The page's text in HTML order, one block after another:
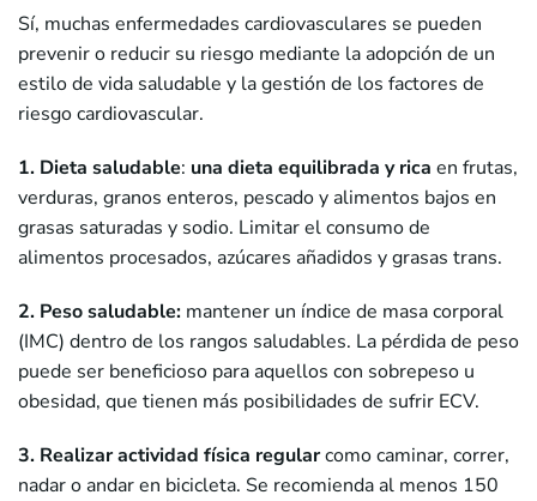
Sí, muchas enfermedades cardiovasculares se pueden
prevenir o reducir su riesgo mediante la adopción de un
estilo de vida saludable y la gestión de los factores de
riesgo cardiovascular.
1. Dieta saludable: una dieta equilibrada y rica en frutas,
verduras, granos enteros, pescado y alimentos bajos en
grasas saturadas y sodio. Limitar el consumo de
alimentos procesados, azúcares añadidos y grasas trans.
2. Peso saludable: mantener un índice de masa corporal
(IMC) dentro de los rangos saludables. La pérdida de peso
puede ser beneficioso para aquellos con sobrepeso u
obesidad, que tienen más posibilidades de sufrir ECV.
3. Realizaractividad física regularcomo caminar, correr,
nadar o andar en bicicleta. Se recomienda al menos 150